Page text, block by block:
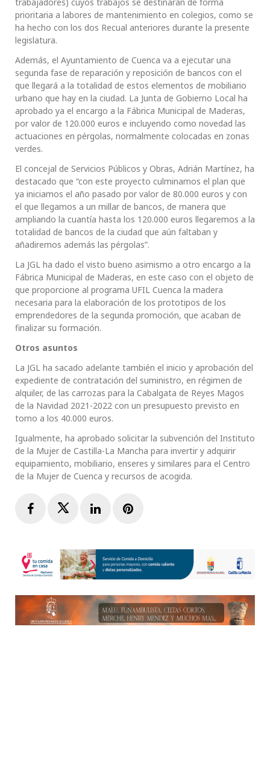
prioritaria a labores de mantenimiento en colegios, como se
ha hecho con los dos Recual anteriores durante la presente
legislatura.
Además, el Ayuntamiento de Cuenca va a ejecutar una
segunda fase de reparación y reposición de bancos con el
que llegará a la totalidad de estos elementos de mobiliario
urbano que hay en la ciudad. La Junta de Gobierno Local ha
aprobado ya el encargo a la Fábrica Municipal de Maderas,
por valor de 120.000 euros e incluyendo como novedad las
actuaciones en pérgolas, normalmente colocadas en zonas
verdes.
El concejal de Servicios Públicos y Obras, Adrián Martínez, ha
destacado que “con este proyecto culminamos el plan que
ya iniciamos el año pasado por valor de 80.000 euros y con
el que llegamos a un millar de bancos, de manera que
ampliando la cuantía hasta los 120.000 euros llegaremos a la
totalidad de bancos de la ciudad que aún faltaban y
añadiremos además las pérgolas”.
La JGL ha dado el visto bueno asimismo a otro encargo a la
Fábrica Municipal de Maderas, en este caso con el objeto de
que proporcione al programa UFIL Cuenca la madera
necesaria para la elaboración de los prototipos de los
emprendedores de la segunda promoción, que acaban de
finalizar su formación.
Otros asuntos
La JGL ha sacado adelante también el inicio y aprobación del
expediente de contratación del suministro, en régimen de
alquiler, de las carrozas para la Cabalgata de Reyes Magos
de la Navidad 2021-2022 con un presupuesto previsto en
torno a los 40.000 euros.
Igualmente, ha aprobado solicitar la subvención del Instituto
de la Mujer de Castilla-La Mancha para invertir y adquirir
equipamiento, mobiliario, enseres y similares para el Centro
de la Mujer de Cuenca y recursos de acogida.
FacebookTwitterLinkedInPinterest